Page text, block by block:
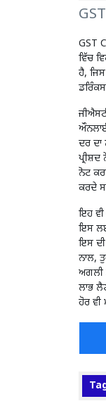
GST
ਵਿੱਚ
ਹੈ,
ਦਰ ਦਾ
ਨੋਟ
ਕਰਦੇ
ਇਹ ਵੀ
ਇਸ
ਇਸ ਦੀ
ਨਾਲ,
ਅਗਲੀ
ਲਾਭ
ਹੋਰ ਵੀ